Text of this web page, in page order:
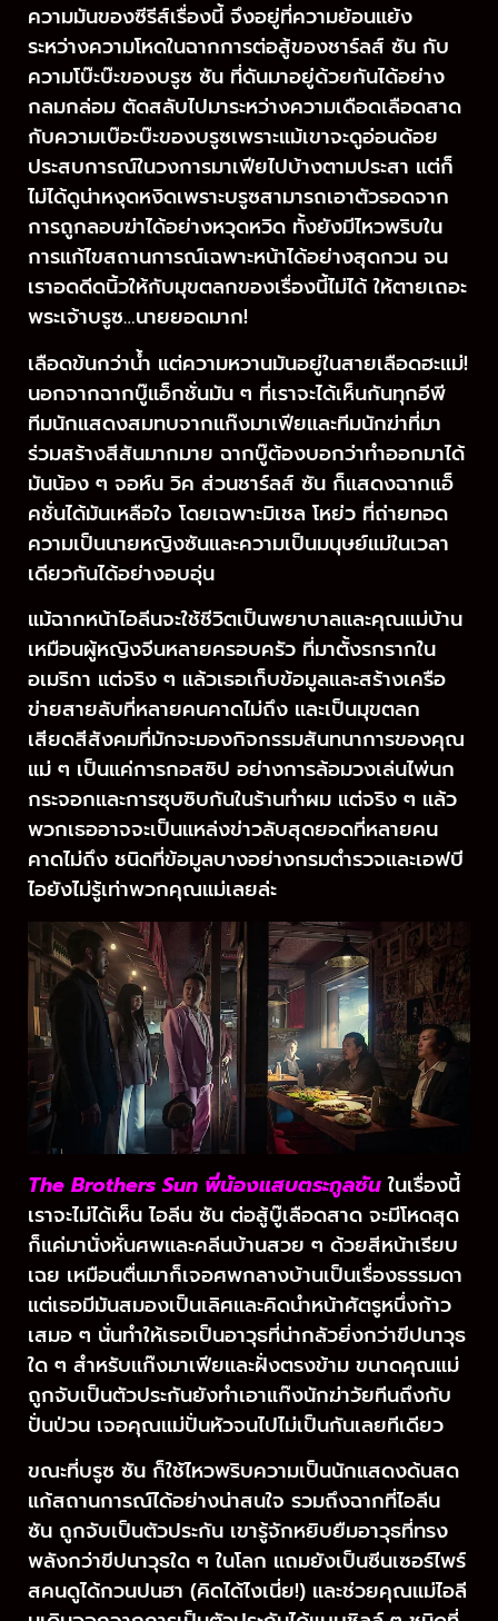
ความมันของซีรีส์เรื่องนี้ จึงอยู่ที่ความย้อนแย้ง
ระหว่างความโหดในฉากการต่อสู้ของชาร์ลส์ ซัน กับ
ความโบ๊ะบ๊ะของบรูซ ซัน ที่ดันมาอยู่ด้วยกันได้อย่าง
กลมกล่อม ตัดสลับไปมาระหว่างความเดือดเลือดสาด
กับความเบ๊อะบ๊ะของบรูซเพราะแม้เขาจะดูอ่อนด้อย
ประสบการณ์ในวงการมาเฟียไปบ้างตามประสา แต่ก็
ไม่ได้ดูน่าหงุดหงิดเพราะบรูซสามารถเอาตัวรอดจาก
การถูกลอบฆ่าได้อย่างหวุดหวิด ทั้งยังมีไหวพริบใน
การแก้ไขสถานการณ์เฉพาะหน้าได้อย่างสุดกวน จน
เราอดดีดนิ้วให้กับมุขตลกของเรื่องนี้ไม่ได้ ให้ตายเถอะ
พระเจ้าบรูซ…นายยอดมาก!
เลือดข้นกว่าน้ำ แต่ความหวานมันอยู่ในสายเลือดฮะแม่!
นอกจากฉากบู๊แอ็กชั่นมัน ๆ ที่เราจะได้เห็นกันทุกอีพี
ทีมนักแสดงสมทบจากแก๊งมาเฟียและทีมนักฆ่าที่มา
ร่วมสร้างสีสันมากมาย ฉากบู๊ต้องบอกว่าทำออกมาได้
มันน้อง ๆ จอห์น วิค ส่วนชาร์ลส์ ซัน ก็แสดงฉากแอ็
คชั่นได้มันเหลือใจ โดยเฉพาะมิเชล โหย่ว ที่ถ่ายทอด
ความเป็นนายหญิงซันและความเป็นมนุษย์แม่ในเวลา
เดียวกันได้อย่างอบอุ่น
แม้ฉากหน้าไอลีนจะใช้ชีวิตเป็นพยาบาลและคุณแม่บ้าน
เหมือนผู้หญิงจีนหลายครอบครัว ที่มาตั้งรกรากใน
อเมริกา แต่จริง ๆ แล้วเธอเก็บข้อมูลและสร้างเครือ
ข่ายสายลับที่หลายคนคาดไม่ถึง และเป็นมุขตลก
เสียดสีสังคมที่มักจะมองกิจกรรมสันทนาการของคุณ
แม่ ๆ เป็นแค่การกอสซิป อย่างการล้อมวงเล่นไพ่นก
กระจอกและการซุบซิบกันในร้านทำผม แต่จริง ๆ แล้ว
พวกเธออาจจะเป็นแหล่งข่าวลับสุดยอดที่หลายคน
คาดไม่ถึง ชนิดที่ข้อมูลบางอย่างกรมตำรวจและเอฟบี
ไอยังไม่รู้เท่าพวกคุณแม่เลยล่ะ
The Brothers Sun พี่น้องแสบตระกูลซันในเรื่องนี้
เราจะไม่ได้เห็น ไอลีน ซัน ต่อสู้บู๊เลือดสาด จะมีโหดสุด
ก็แค่มานั่งหั่นศพและคลีนบ้านสวย ๆ ด้วยสีหน้าเรียบ
เฉย เหมือนตื่นมาก็เจอศพกลางบ้านเป็นเรื่องธรรมดา
แต่เธอมีมันสมองเป็นเลิศและคิดนำหน้าศัตรูหนึ่งก้าว
เสมอ ๆ นั่นทำให้เธอเป็นอาวุธที่น่ากลัวยิ่งกว่าขีปนาวุธ
ใด ๆ สำหรับแก๊งมาเฟียและฝั่งตรงข้าม ขนาดคุณแม่
ถูกจับเป็นตัวประกันยังทำเอาแก๊งนักฆ่าวัยทีนถึงกับ
ปั่นป่วน เจอคุณแม่ปั่นหัวจนไปไม่เป็นกันเลยทีเดียว
ขณะที่บรูซ ซัน ก็ใช้ไหวพริบความเป็นนักแสดงด้นสด
แก้สถานการณ์ได้อย่างน่าสนใจ รวมถึงฉากที่ไอลีน
ซัน ถูกจับเป็นตัวประกัน เขารู้จักหยิบยืมอาวุธที่ทรง
พลังกว่าขีปนาวุธใด ๆ ในโลก แถมยังเป็นซีนเซอร์ไพร์
สคนดูได้กวนปนฮา (คิดได้ไงเนี่ย!) และช่วยคุณแม่ไอลี